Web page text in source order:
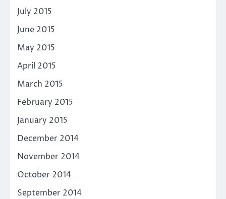
July 2015
June 2015
May 2015
April 2015
March 2015
February 2015
January 2015
December 2014
November 2014
October 2014
September 2014